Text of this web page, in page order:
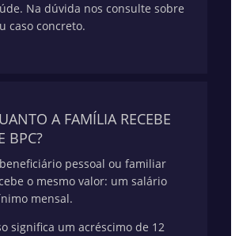
Na dúvida nos consulte sobre
caso concreto.
A FAMÍLIA RECEBE
BPC?
pessoal ou familiar
o mesmo valor: um salário
mensal.
significa um acréscimo de 12